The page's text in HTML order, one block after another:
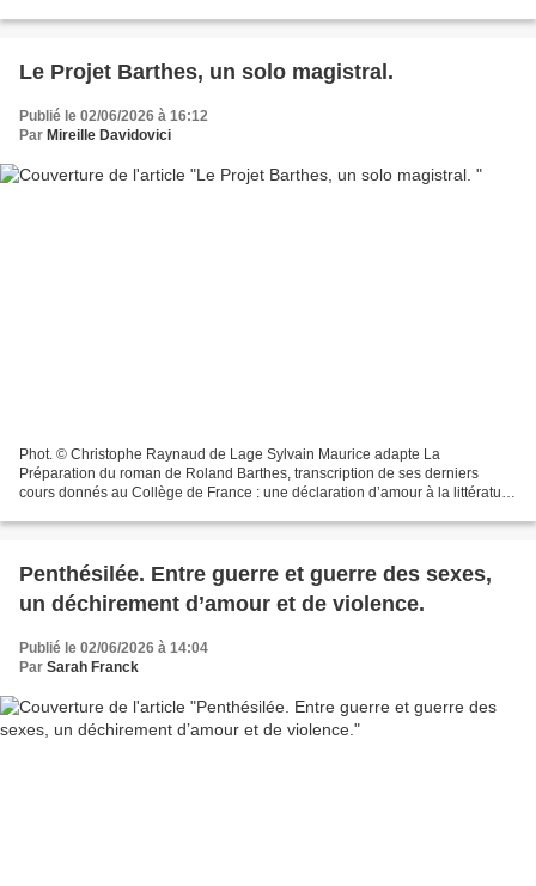
Le Projet Barthes, un solo magistral.
Publié le 02/06/2026 à 16:12
Par Mireille Davidovici
Phot. © Christophe Raynaud de Lage Sylvain Maurice adapte La
Préparation du roman de Roland Barthes, transcription de ses derniers
cours donnés au Collège de France : une déclaration d’amour à la littérature
Penthésilée. Entre guerre et guerre des sexes,
un déchirement d’amour et de violence.
Publié le 02/06/2026 à 14:04
Par Sarah Franck